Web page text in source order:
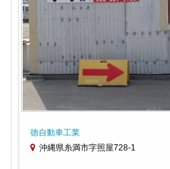
徳自動車工業
沖縄県糸満市字照屋728-1